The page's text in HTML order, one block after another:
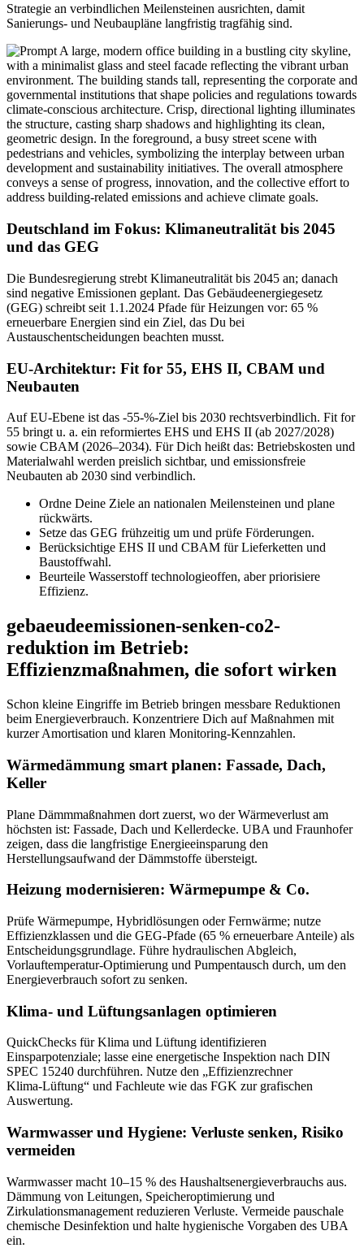
Strategie an verbindlichen Meilensteinen ausrichten, damit
Sanierungs- und Neubaupläne langfristig tragfähig sind.
Deutschland im Fokus: Klimaneutralität bis 2045
und das GEG
Die Bundesregierung strebt Klimaneutralität bis 2045 an; danach
sind negative Emissionen geplant. Das Gebäudeenergiegesetz
(GEG) schreibt seit 1.1.2024 Pfade für Heizungen vor: 65 %
erneuerbare Energien sind ein Ziel, das Du bei
Austauschentscheidungen beachten musst.
EU-Architektur: Fit for 55, EHS II, CBAM und
Neubauten
Auf EU‑Ebene ist das -55‑%‑Ziel bis 2030 rechtsverbindlich. Fit for
55 bringt u. a. ein reformiertes EHS und EHS II (ab 2027/2028)
sowie CBAM (2026–2034). Für Dich heißt das: Betriebskosten und
Materialwahl werden preislich sichtbar, und emissionsfreie
Neubauten ab 2030 sind verbindlich.
Ordne Deine Ziele an nationalen Meilensteinen und plane
rückwärts.
Setze das GEG frühzeitig um und prüfe Förderungen.
Berücksichtige EHS II und CBAM für Lieferketten und
Baustoffwahl.
Beurteile Wasserstoff technologieoffen, aber priorisiere
Effizienz.
gebaeudeemissionen-senken-co2-
reduktion im Betrieb:
Effizienzmaßnahmen, die sofort wirken
Schon kleine Eingriffe im Betrieb bringen messbare Reduktionen
beim Energieverbrauch. Konzentriere Dich auf Maßnahmen mit
kurzer Amortisation und klaren Monitoring‑Kennzahlen.
Wärmedämmung smart planen: Fassade, Dach,
Keller
Plane Dämmmaßnahmen dort zuerst, wo der Wärmeverlust am
höchsten ist: Fassade, Dach und Kellerdecke. UBA und Fraunhofer
zeigen, dass die langfristige Energieeinsparung den
Herstellungsaufwand der Dämmstoffe übersteigt.
Heizung modernisieren: Wärmepumpe & Co.
Prüfe Wärmepumpe, Hybridlösungen oder Fernwärme; nutze
Effizienzklassen und die GEG‑Pfade (65 % erneuerbare Anteile) als
Entscheidungsgrundlage. Führe hydraulischen Abgleich,
Vorlauftemperatur‑Optimierung und Pumpentausch durch, um den
Energieverbrauch sofort zu senken.
Klima- und Lüftungsanlagen optimieren
QuickChecks für Klima und Lüftung identifizieren
Einsparpotenziale; lasse eine energetische Inspektion nach DIN
SPEC 15240 durchführen. Nutze den „Effizienzrechner
Klima‑Lüftung“ und Fachleute wie das FGK zur grafischen
Auswertung.
Warmwasser und Hygiene: Verluste senken, Risiko
vermeiden
Warmwasser macht 10–15 % des Haushaltsenergieverbrauchs aus.
Dämmung von Leitungen, Speicheroptimierung und
Zirkulationsmanagement reduzieren Verluste. Vermeide pauschale
chemische Desinfektion und halte hygienische Vorgaben des UBA
ein.